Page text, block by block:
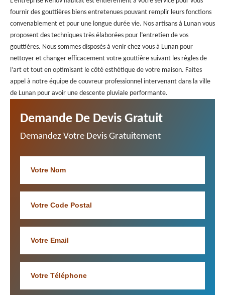
fournir des gouttières biens entretenues pouvant remplir leurs fonctions
convenablement et pour une longue durée vie. Nos artisans à Lunan vous
proposent des techniques très élaborées pour l’entretien de vos
gouttières. Nous sommes disposés à venir chez vous à Lunan pour
nettoyer et changer efficacement votre gouttière suivant les règles de
l’art et tout en optimisant le côté esthétique de votre maison. Faites
appel à notre équipe de couvreur professionnel intervenant dans la ville
de Lunan pour avoir une descente pluviale performante.
Demande De Devis Gratuit
Demandez Votre Devis Gratuitement